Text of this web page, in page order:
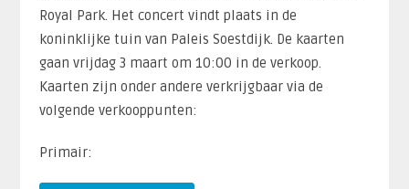
Royal Park. Het concert vindt plaats in de
koninklijke tuin van Paleis Soestdijk. De kaarten
gaan vrijdag 3 maart om 10:00 in de verkoop.
Kaarten zijn onder andere verkrijgbaar via de
volgende verkooppunten:
Primair: